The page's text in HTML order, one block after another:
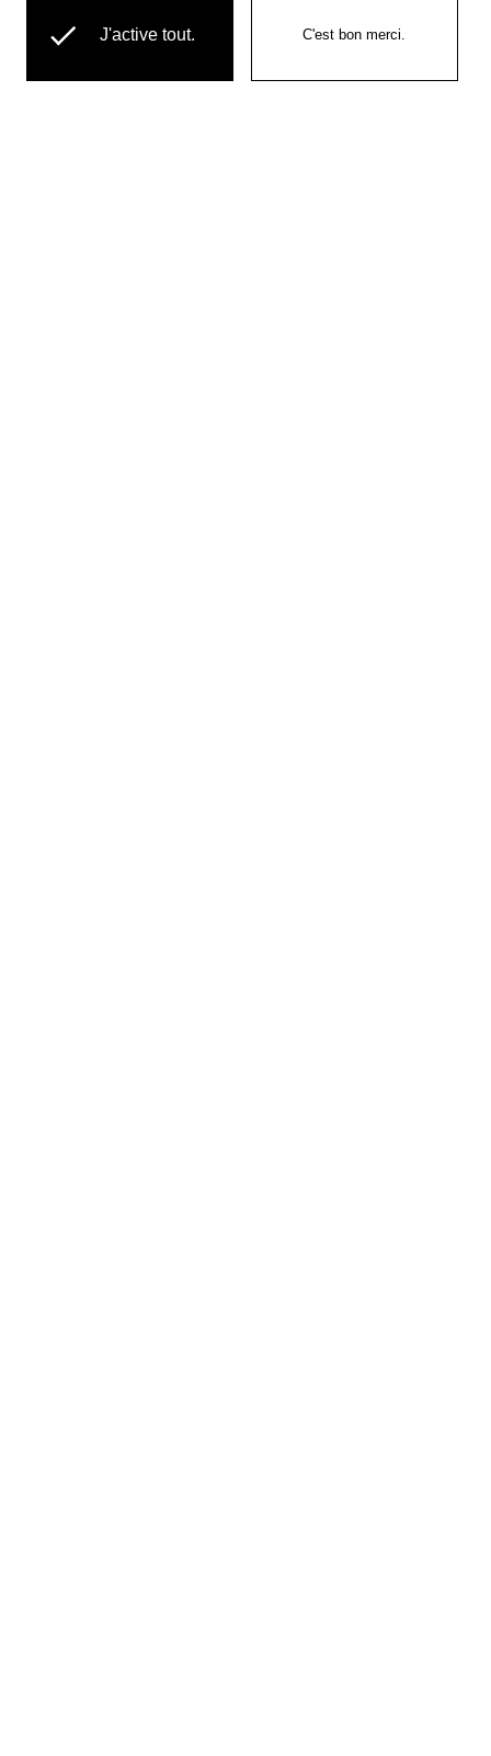
LMWR
J'active tout. C'est bon merci.